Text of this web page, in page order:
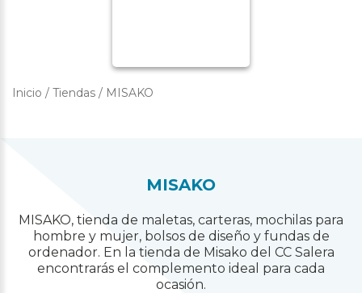
Inicio / Tiendas / MISAKO
MISAKO
MISAKO, tienda de maletas, carteras, mochilas para
hombre y mujer, bolsos de diseño y fundas de
ordenador. En la tienda de Misako del CC Salera
encontrarás el complemento ideal para cada
ocasión.